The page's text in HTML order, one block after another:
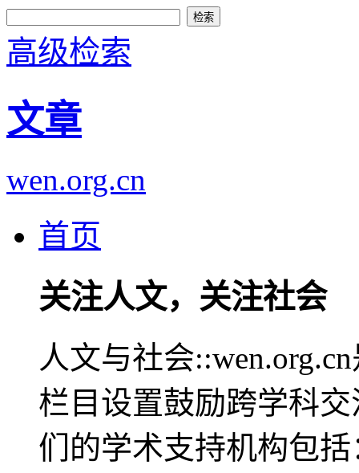
高级检索
文章
wen.org.cn
首页
关注人文，关注社会
人文与社会
栏目设置鼓励跨学科
们的学术支持机构包